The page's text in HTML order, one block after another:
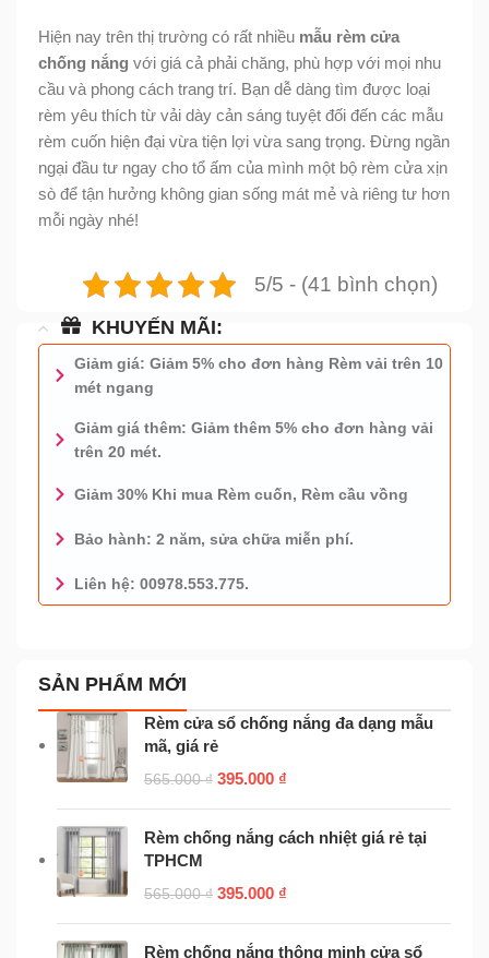
Hiện nay trên thị trường có rất nhiều mẫu rèm cửa
chống nắng với giá cả phải chăng, phù hợp với mọi nhu
cầu và phong cách trang trí. Bạn dễ dàng tìm được loại
rèm yêu thích từ vải dày cản sáng tuyệt đối đến các mẫu
rèm cuốn hiện đại vừa tiện lợi vừa sang trọng. Đừng ngần
ngại đầu tư ngay cho tổ ấm của mình một bộ rèm cửa xịn
sò để tận hưởng không gian sống mát mẻ và riêng tư hơn
mỗi ngày nhé!
5/5 - (41 bình chọn)
KHUYẾN MÃI:
Giảm giá: Giảm 5% cho đơn hàng Rèm vải trên 10
mét ngang
Giảm giá thêm: Giảm thêm 5% cho đơn hàng vải
trên 20 mét.
Giảm 30% Khi mua Rèm cuốn, Rèm cầu vồng
Bảo hành: 2 năm, sửa chữa miễn phí.
Liên hệ: 00978.553.775.
0978.553.775 - TƯ VẤN MIỄN PHÍ
SẢN PHẨM MỚI
Rèm cửa sổ chống nắng đa dạng mẫu
mã, giá rẻ
565.000₫ 395.000 ₫
Rèm chống nắng cách nhiệt giá rẻ tại
TPHCM
565.000₫ 395.000 ₫
Rèm chống nắng thông minh cửa sổ